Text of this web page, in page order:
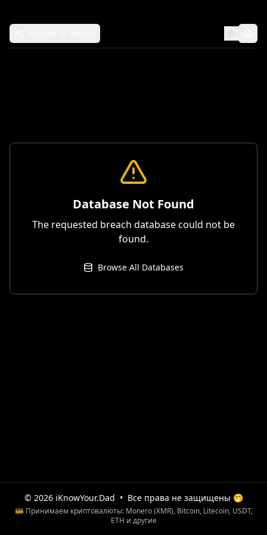
Database Not Found
The requested breach database could not be
found.
Browse All Databases
© 2026 iKnowYour.Dad • Все права не защищены 🤭
💳 Принимаем криптовалюты: Monero (XMR), Bitcoin, Litecoin, USDT,
ETH и другие